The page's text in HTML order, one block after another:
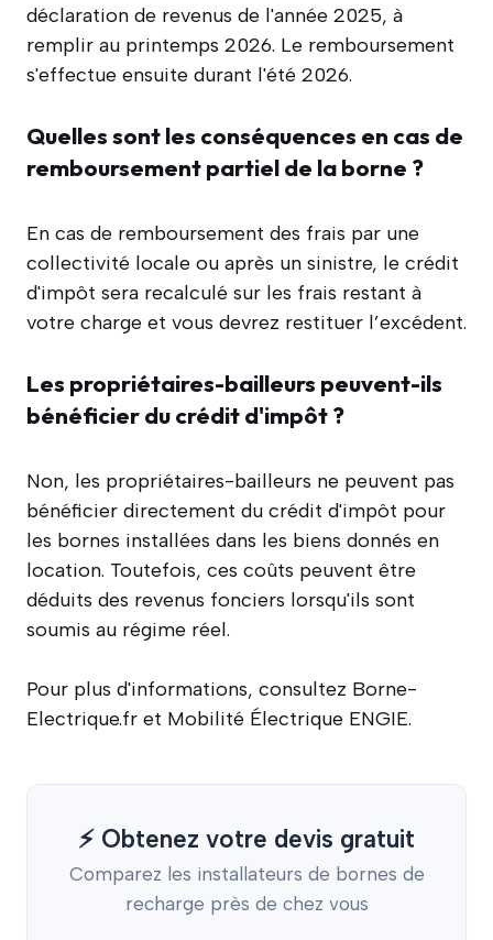
déclaration de revenus de l'année 2025, à
remplir au printemps 2026. Le remboursement
s'effectue ensuite durant l'été 2026.
Quelles sont les conséquences en cas de
remboursement partiel de la borne ?
En cas de remboursement des frais par une
collectivité locale ou après un sinistre, le crédit
d'impôt sera recalculé sur les frais restant à
votre charge et vous devrez restituer l’excédent.
Les propriétaires-bailleurs peuvent-ils
bénéficier du crédit d'impôt ?
Non, les propriétaires-bailleurs ne peuvent pas
bénéficier directement du crédit d'impôt pour
les bornes installées dans les biens donnés en
location. Toutefois, ces coûts peuvent être
déduits des revenus fonciers lorsqu'ils sont
soumis au régime réel.
Pour plus d'informations, consultez Borne-
Electrique.fr et Mobilité Électrique ENGIE.
⚡ Obtenez votre devis gratuit
Comparez les installateurs de bornes de
recharge près de chez vous